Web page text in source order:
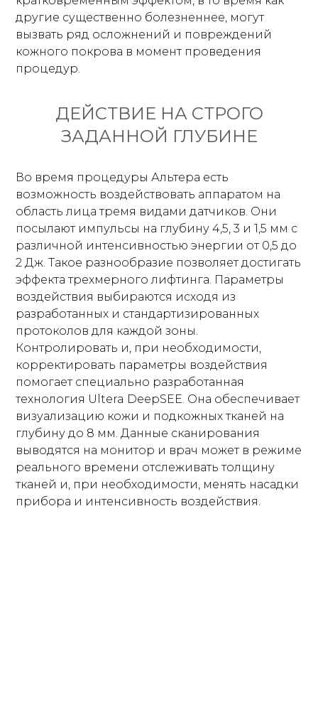
другие существенно болезненнее, могут
вызвать ряд осложнений и повреждений
кожного покрова в момент проведения
процедур.
ДЕЙСТВИЕ НА СТРОГО
ЗАДАННОЙ ГЛУБИНЕ
Во время процедуры Альтера есть
возможность воздействовать аппаратом на
область лица тремя видами датчиков. Они
посылают импульсы на глубину 4,5, 3 и 1,5 мм с
различной интенсивностью энергии от 0,5 до
2 Дж. Такое разнообразие позволяет достигать
эффекта трехмерного лифтинга. Параметры
воздействия выбираются исходя из
разработанных и стандартизированных
протоколов для каждой зоны.
Контролировать и, при необходимости,
корректировать параметры воздействия
помогает специально разработанная
технология Ultera DeepSEE. Она обеспечивает
визуализацию кожи и подкожных тканей на
глубину до 8 мм. Данные сканирования
выводятся на монитор и врач может в режиме
реального времени отслеживать толщину
тканей и, при необходимости, менять насадки
прибора и интенсивность воздействия.